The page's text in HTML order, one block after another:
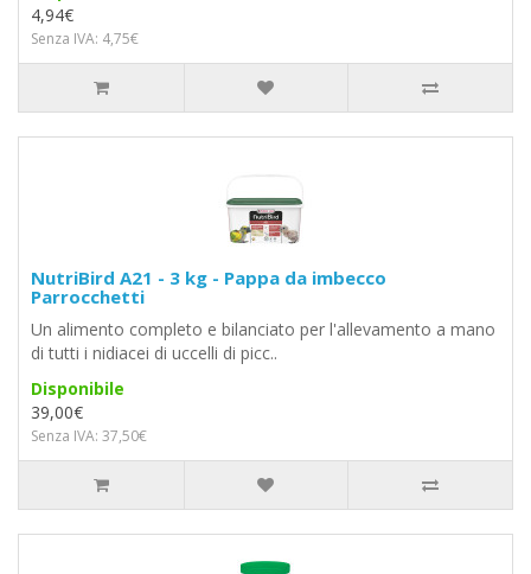
4,94€
Senza IVA: 4,75€
NutriBird A21 - 3 kg - Pappa da imbecco
Parrocchetti
Un alimento completo e bilanciato per l'allevamento a mano
di tutti i nidiacei di uccelli di picc..
Disponibile
39,00€
Senza IVA: 37,50€